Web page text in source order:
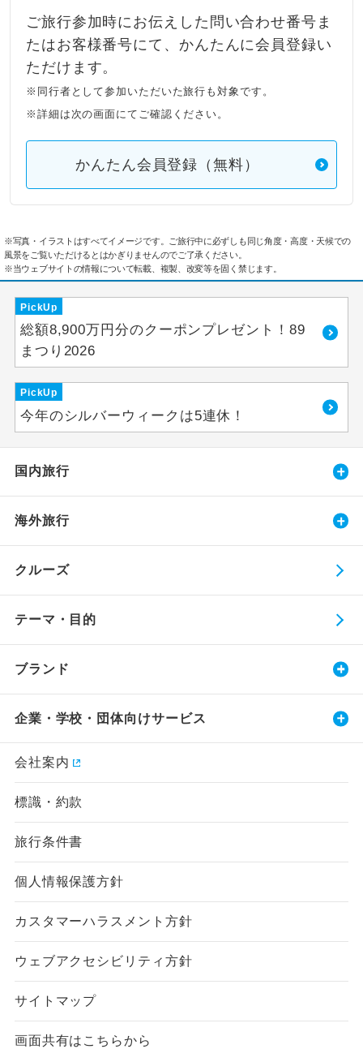
ご旅行参加時にお伝えした問い合わせ番号ま
たはお客様番号にて、かんたんに会員登録い
ただけます。
※同行者として参加いただいた旅行も対象です。
※詳細は次の画面にてご確認ください。
かんたん会員登録（無料）
※写真・イラストはすべてイメージです。ご旅行中に必ずしも同じ角度・高度・天候での
風景をご覧いただけるとはかぎりませんのでご了承ください。
※当ウェブサイトの情報について転載、複製、改変等を固く禁じます。
PickUp
総額8,900万円分のクーポンプレゼント！89
まつり2026
PickUp
今年のシルバーウィークは5連休！
国内旅行
海外旅行
クルーズ
テーマ・目的
ブランド
企業・学校・団体向けサービス
会社案内
標識・約款
旅行条件書
個人情報保護方針
カスタマーハラスメント方針
ウェブアクセシビリティ方針
サイトマップ
画面共有はこちらから